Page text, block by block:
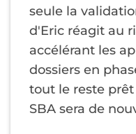
seule la
d'Eric réagit au
accélérant les
dossiers en
tout le reste
SBA sera de